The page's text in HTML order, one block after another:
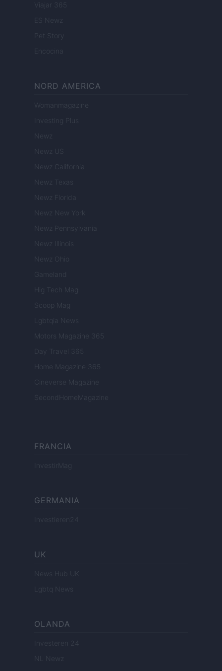
Viajar 365
ES Newz
Pet Story
Encocina
NORD AMERICA
Womanmagazine
Investing Plus
Newz
Newz US
Newz California
Newz Texas
Newz Florida
Newz New York
Newz Pennsylvania
Newz Illinois
Newz Ohio
Gameland
Hig Tech Mag
Scoop Mag
Lgbtqia News
Motors Magazine 365
Day Travel 365
Home Magazine 365
Cineverse Magazine
SecondHomeMagazine
FRANCIA
InvestirMag
GERMANIA
Investieren24
UK
News Hub UK
Lgbtq News
OLANDA
Investeren 24
NL Newz